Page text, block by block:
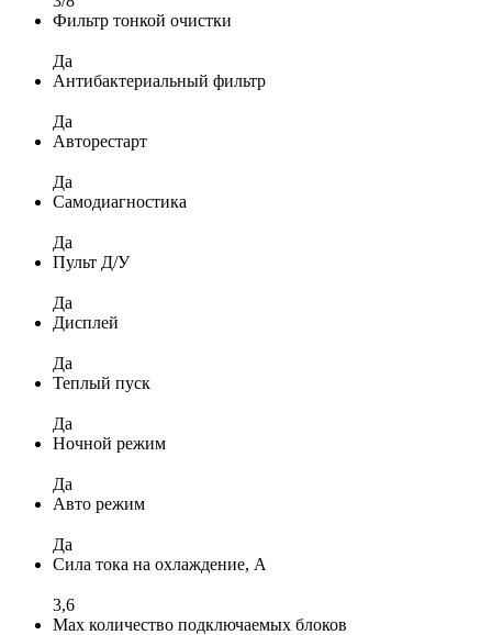
Фильтр тонкой очистки
Да
Антибактериальный фильтр
Да
Авторестарт
Да
Самодиагностика
Да
Пульт Д/У
Да
Дисплей
Да
Теплый пуск
Да
Ночной режим
Да
Авто режим
Да
Сила тока на охлаждение, А
3,6
Max количество подключаемых блоков